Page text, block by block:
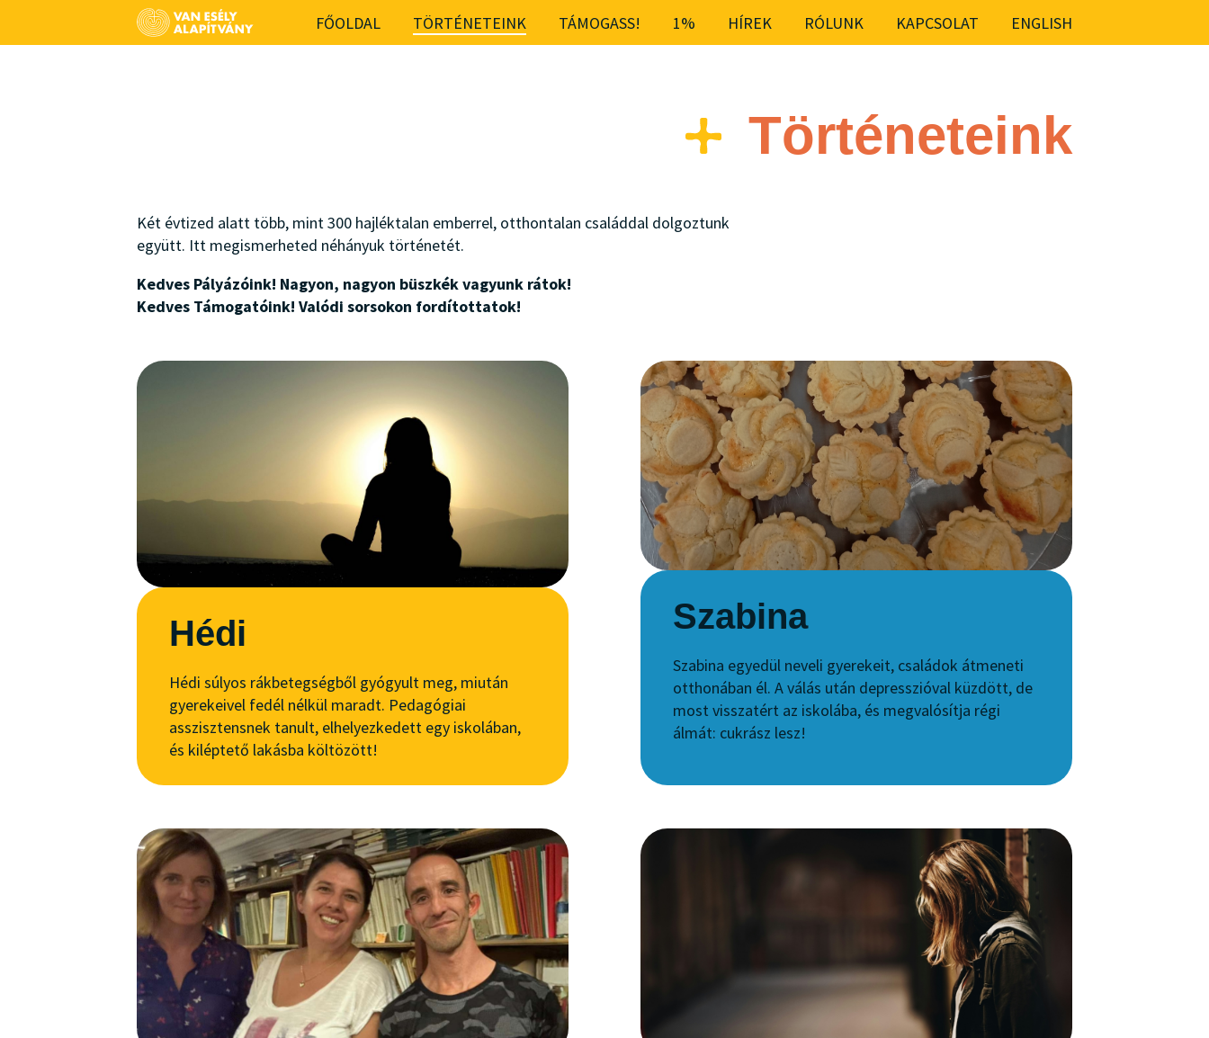
FŐOLDAL TÖRTÉNETEINK TÁMOGASS! 1% HÍREK RÓLUNK KAPCSOLAT ENGLISH
Történeteink
Két évtized alatt több, mint 300 hajléktalan emberrel, otthontalan családdal dolgoztunk
együtt. Itt megismerheted néhányuk történetét.
Kedves Pályázóink! Nagyon, nagyon büszkék vagyunk rátok!
Kedves Támogatóink! Valódi sorsokon fordítottatok!
Hédi
Hédi súlyos rákbetegségből gyógyult meg, miután
gyerekeivel fedél nélkül maradt. Pedagógiai
asszisztensnek tanult, elhelyezkedett egy iskolában,
és kiléptető lakásba költözött!
Szabina
Szabina egyedül neveli gyerekeit, családok átmeneti
otthonában él. A válás után depresszióval küzdött, de
most visszatért az iskolába, és megvalósítja régi
álmát: cukrász lesz!